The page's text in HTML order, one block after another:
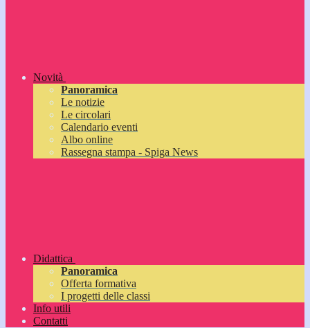
Novità
Panoramica
Le notizie
Le circolari
Calendario eventi
Albo online
Rassegna stampa - Spiga News
Didattica
Panoramica
Offerta formativa
I progetti delle classi
Info utili
Contatti